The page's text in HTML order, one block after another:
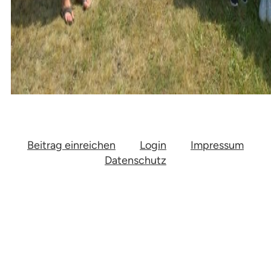
Beitrag einreichen Login
Impressum
Datenschutz